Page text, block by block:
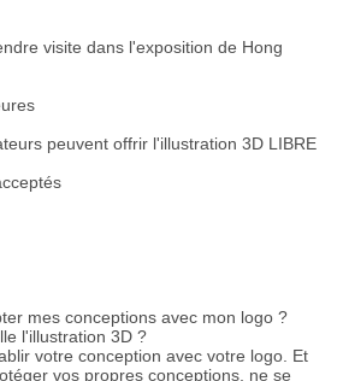
visite dans l'exposition de Hong
peuvent offrir l'illustration 3D LIBRE
mes conceptions avec mon logo ?
l'illustration 3D ?
votre conception avec votre logo. Et
vos propres conceptions, ne se